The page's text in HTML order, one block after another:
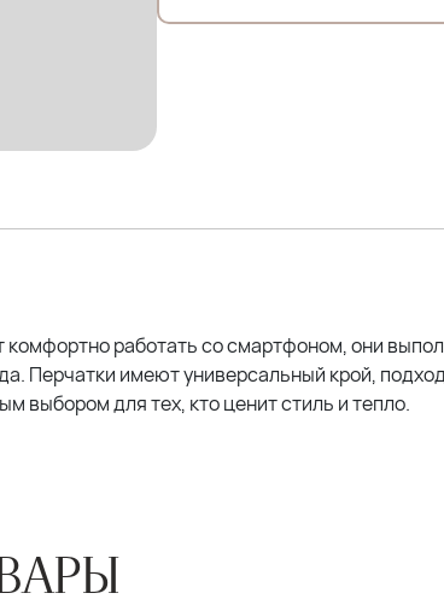
работать со смартфоном, они
Перчатки имеют универсальный крой,
выбором для тех, кто ценит стиль и тепло.